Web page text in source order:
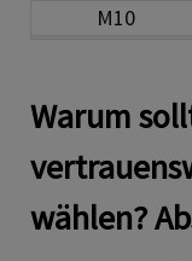
M10
Warum
wählen?